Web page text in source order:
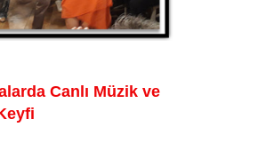
Canlı Müzik ve